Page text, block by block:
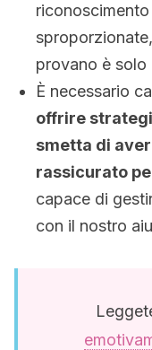
provano è solo
È necessario
offrire
smetta di
rassicurato
capace di
con il nostro